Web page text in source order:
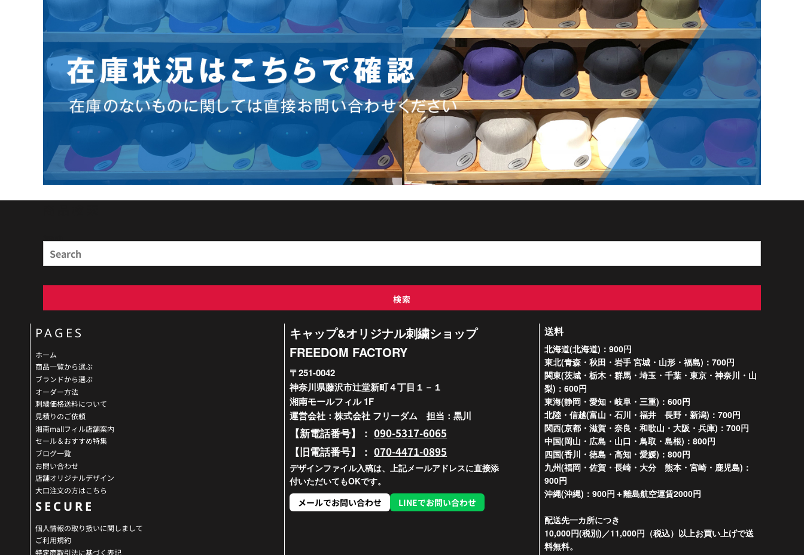
検索
PAGES
ホーム
商品一覧から選ぶ
ブランドから選ぶ
オーダー方法
刺繍価格送料について
見積りのご依頼
湘南mallフィル店舗案内
セール＆おすすめ特集
ブログ一覧
お問い合わせ
店舗オリジナルデザイン
大口注文の方はこちら
SECURE
個人情報の取り扱いに関しまして
ご利用規約
特定商取引法に基づく表記
キャップ&オリジナル刺繍ショップ
FREEDOM FACTORY
〒251-0042
神奈川県藤沢市辻堂新町４丁目１－１
湘南モールフィル 1F
運営会社：株式会社 フリーダム 担当：黒川
【新電話番号】：090-5317-6065
【旧電話番号】：070-4471-0895
デザインファイル入稿は、上記メールアドレスに直接添
付いただいてもOKです。
メールでお問い合わせ
LINEでお問い合わせ
送料
北海道(北海道)：900円
東北(青森・秋田・岩手 宮城・山形・福島)：700円
関東(茨城・栃木・群馬・埼玉・千葉・東京・神奈川・山
梨)：600円
東海(静岡・愛知・岐阜・三重)：600円
北陸・信越(富山・石川・福井 長野・新潟)：700円
関西(京都・滋賀・奈良・和歌山・大阪・兵庫)：700円
中国(岡山・広島・山口・鳥取・島根)：800円
四国(香川・徳島・高知・愛媛)：800円
九州(福岡・佐賀・長崎・大分 熊本・宮崎・鹿児島)：
900円
沖縄(沖縄)：900円＋離島航空運賃2000円
配送先一カ所につき
10,000円(税別)／11,000円（税込）以上お買い上げで送
料無料。